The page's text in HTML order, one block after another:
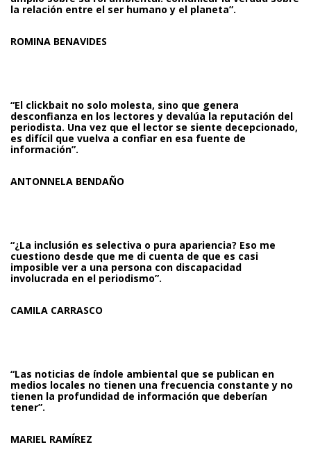
la relación entre el ser humano y el planeta”.
ROMINA BENAVIDES
“El clickbait no solo molesta, sino que genera
desconfianza en los lectores y devalúa la reputación del
periodista. Una vez que el lector se siente decepcionado,
es difícil que vuelva a confiar en esa fuente de
información”.
ANTONNELA BENDAÑO
“¿La inclusión es selectiva o pura apariencia? Eso me
cuestiono desde que me di cuenta de que es casi
imposible ver a una persona con discapacidad
involucrada en el periodismo”.
CAMILA CARRASCO
“Las noticias de índole ambiental que se publican en
medios locales no tienen una frecuencia constante y no
tienen la profundidad de información que deberían
tener”.
MARIEL RAMÍREZ